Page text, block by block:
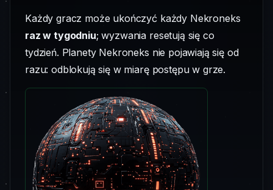
Każdy gracz może ukończyć każdy Nekroneks
raz w tygodniu; wyzwania resetują się co
tydzień. Planety Nekroneks nie pojawiają się od
razu: odblokują się w miarę postępu w grze.